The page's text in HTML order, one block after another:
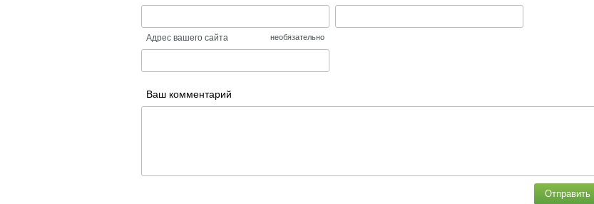
Адрес вашего сайта необязательно
Ваш комментарий
Отправить